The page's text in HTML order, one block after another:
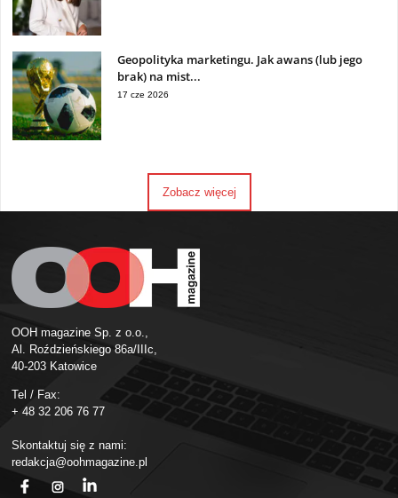
Geopolityka marketingu. Jak awans (lub jego
brak) na mist...
17 cze 2026
Zobacz więcej
OOH magazine Sp. z o.o.,
Al. Roździeńskiego 86a/IIIc,
40-203 Katowice
Tel / Fax:
+ 48 32 206 76 77
Skontaktuj się z nami:
redakcja@oohmagazine.pl